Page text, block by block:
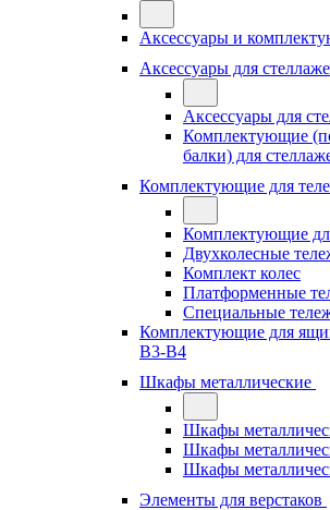
Аксессуары и
Аксессуары для
Аксессуары для
Комплектующие
балки) для
Комплектующие для
Комплектующие
Двухколесные
Комплект колес
Платформенные
Специальные
Комплектующие для
В3-В4
Шкафы металлические
Шкафы
Шкафы
Шкафы
Элементы для верстаков